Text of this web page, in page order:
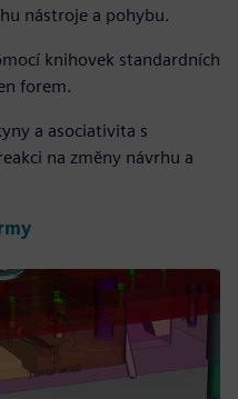
nástroje a pohybu.
knihovek standardních
forem.
a asociativita s
na změny návrhu a